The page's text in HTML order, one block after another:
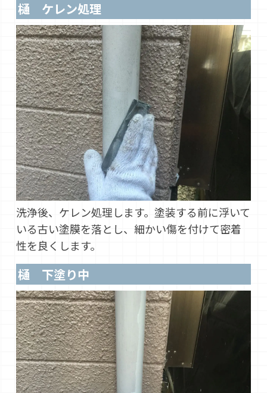
樋 ケレン処理
洗浄後、ケレン処理します。塗装する前に浮いて
いる古い塗膜を落とし、細かい傷を付けて密着
性を良くします。
樋 下塗り中